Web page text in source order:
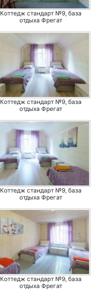
Коттедж стандарт №9, база
отдыха Фрегат
Коттедж стандарт №9, база
отдыха Фрегат
Коттедж стандарт №9, база
отдыха Фрегат
Коттедж стандарт №9, база
отдыха Фрегат